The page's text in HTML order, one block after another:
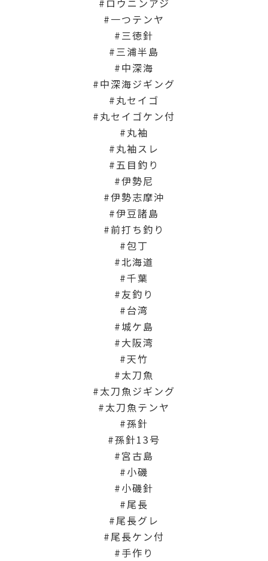
ロウニンアジ
一つテンヤ
三徳針
三浦半島
中深海
中深海ジギング
丸セイゴ
丸セイゴケン付
丸袖
丸袖スレ
五目釣り
伊勢尼
伊勢志摩沖
伊豆諸島
前打ち釣り
包丁
北海道
千葉
友釣り
台湾
城ケ島
大阪湾
天竹
太刀魚
太刀魚ジギング
太刀魚テンヤ
孫針
孫針13号
宮古島
小磯
小磯針
尾長
尾長グレ
尾長ケン付
手作り